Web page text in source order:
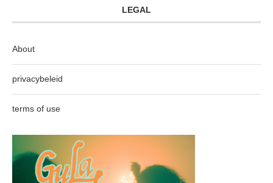
LEGAL
About
privacybeleid
terms of use